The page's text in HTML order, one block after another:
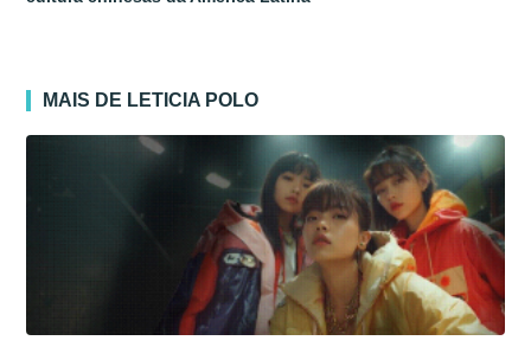
MAIS DE LETICIA POLO